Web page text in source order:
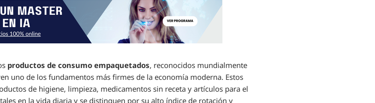
productos de consumo empaquetados, reconocidos mundialmente
uno de los fundamentos más firmes de la economía moderna. Estos
de higiene, limpieza, medicamentos sin receta y artículos para el
en la vida diaria y se distinguen por su alto índice de rotación y